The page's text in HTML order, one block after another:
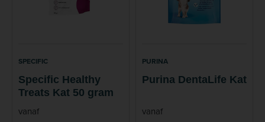
SPECIFIC
Specific Healthy
Treats Kat 50 gram
vanaf
PURINA
Purina DentaLife Kat
vanaf